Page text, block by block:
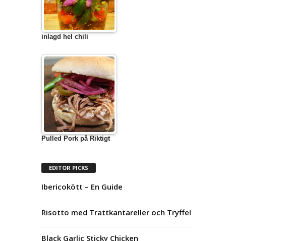
inlagd hel chili
Pulled Pork på Riktigt
EDITOR PICKS
Ibericokött – En Guide
Risotto med Trattkantareller och Tryffel
Black Garlic Sticky Chicken